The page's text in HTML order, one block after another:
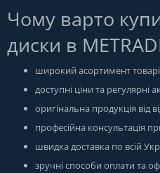
Чому варто
диски в
широкий асортимент
доступні ціни та регулярні
оригінальна продукція від
професійна консультація
швидка доставка по всій
зручні способи оплати та